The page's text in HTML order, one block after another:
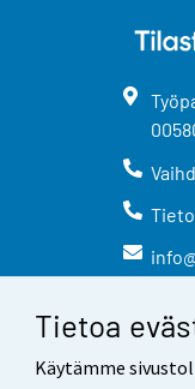
Tietoa
Käytämme